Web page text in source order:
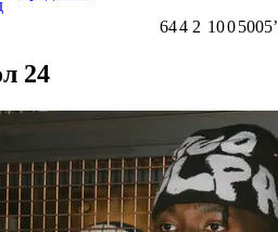
644 2 1005005ʼ
24